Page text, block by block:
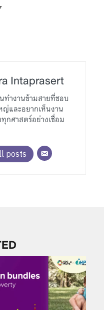
Intaprasert
ทำงานข้ามสายที่ชอบ
และอยากเห็นงาน
ศาสตร์อย่างเชื่อม
posts